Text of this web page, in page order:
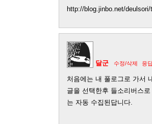
http://blog.jinbo.net/
달군 수정/삭제 응
처음에는 내 풀로그로 가서
글을 선택한후 들소리버스
는 자동 수집된답니다.